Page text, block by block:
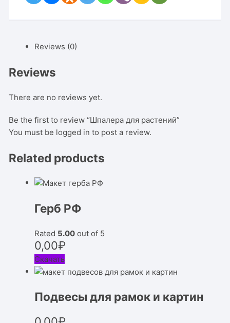
Reviews (0)
Reviews
There are no reviews yet.
Be the first to review “Шпалера для растений”
You must be logged in to post a review.
Related products
Герб РФ
Rated 5.00 out of 5
0,00₽
Скачать
Подвесы для рамок и картин